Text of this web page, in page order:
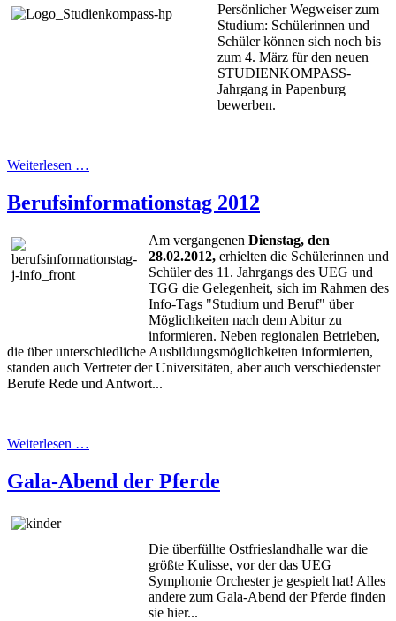
Persönlicher Wegweiser zum
Studium: Schülerinnen und
Schüler können sich noch bis
zum 4. März für den neuen
STUDIENKOMPASS-
Jahrgang in Papenburg
bewerben.
Weiterlesen …
Berufsinformationstag 2012
Am vergangenen Dienstag, den
28.02.2012, erhielten die Schülerinnen und
Schüler des 11. Jahrgangs des UEG und
TGG die Gelegenheit, sich im Rahmen des
Info-Tags "Studium und Beruf" über
Möglichkeiten nach dem Abitur zu
informieren. Neben regionalen Betrieben,
die über unterschiedliche Ausbildungsmöglichkeiten informierten,
standen auch Vertreter der Universitäten, aber auch verschiedenster
Berufe Rede und Antwort...
Weiterlesen …
Gala-Abend der Pferde
Die überfüllte Ostfrieslandhalle war die
größte Kulisse, vor der das UEG
Symphonie Orchester je gespielt hat! Alles
andere zum Gala-Abend der Pferde finden
sie hier...